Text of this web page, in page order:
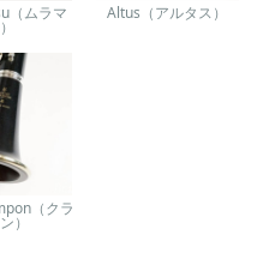
（ムラマ Altus（アルタス）
（クラ
）